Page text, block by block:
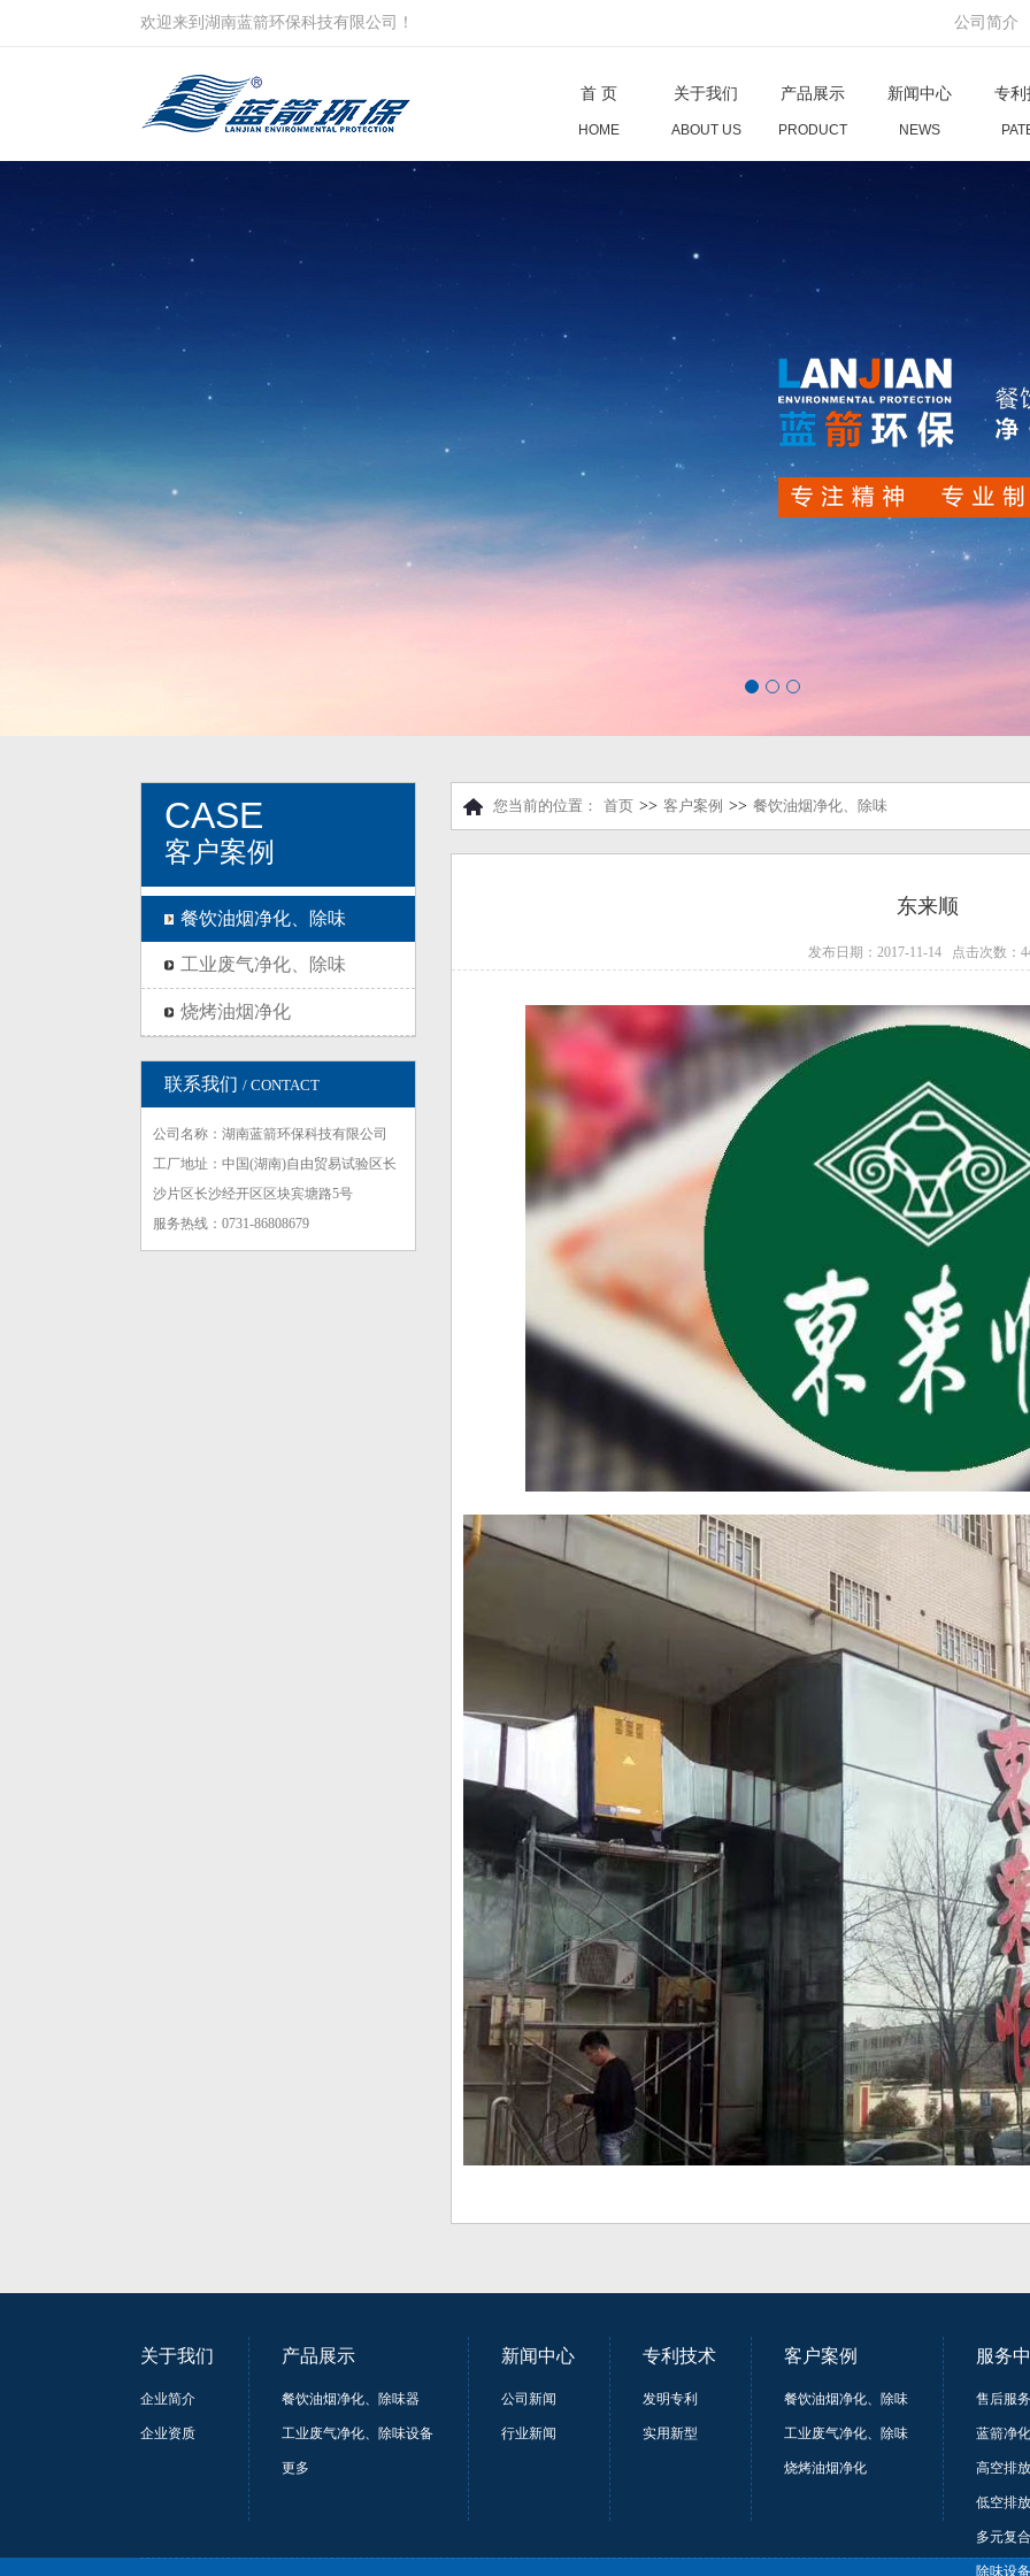
欢迎来到湖南蓝箭环保科技有限公司！ 公司简介
首 页
HOME
关于我们
ABOUT US
产品展示
PRODUCT
新闻中心
NEWS
专利
CASE
客户案例
餐饮油烟净化、除味
工业废气净化、除味
烧烤油烟净化
联系我们 / CONTACT
公司名称：湖南蓝箭环保科技有限公司
工厂地址：中国(湖南)自由贸易试验区长
沙片区长沙经开区区块宾塘路5号
服务热线：0731-86808679
您当前的位置： 首页 >> 客户案例 >> 餐饮油烟净化、除味
东来顺
发布日期：2017-11-14 点击次数：
关于我们
企业简介
企业资质
产品展示
餐饮油烟净化、除味器
工业废气净化、除味设备
更多
新闻中心
公司新闻
行业新闻
专利技术
发明专利
实用新型
客户案例
餐饮油烟净化、除味
工业废气净化、除味
烧烤油烟净化
服务
售后服
蓝箭净
高空排
低空排
多元复
除味设